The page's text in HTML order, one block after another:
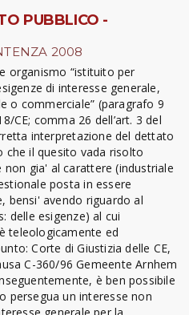
PUBBLICO -
2008
organismo “istituito per
di interesse generale,
o commerciale” (paragrafo 9
CE; comma 26 dell’art. 3 del
interpretazione del dettato
che il quesito vada risolto
gia' al carattere (industriale
posta in essere
bensi' avendo riguardo al
delle esigenze) al cui
teleologicamente ed
Corte di Giustizia delle CE,
C-360/96 Gemeente Arnhem
è ben possibile
persegua un interesse non
generale per la